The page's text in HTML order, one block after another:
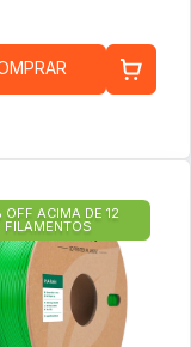
OFF ACIMA DE 12
FILAMENTOS